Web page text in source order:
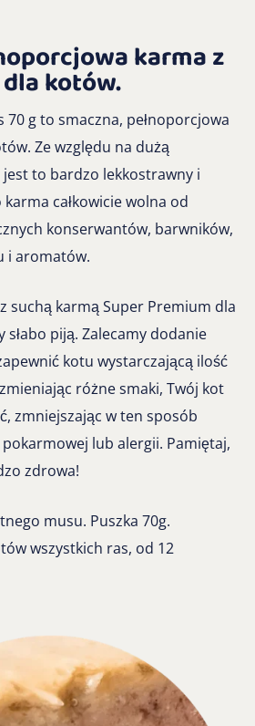
karma z
kotów.
70 g to smaczna, pełnoporcjowa
Ze względu na dużą
to bardzo lekkostrawny i
karma całkowicie wolna od
konserwantów, barwników,
i aromatów.
suchą karmą Super Premium dla
piją. Zalecamy dodanie
kotu wystarczającą ilość
różne smaki, Twój kot
zmniejszając w ten sposób
lub alergii. Pamiętaj,
zdrowa!
musu. Puszka 70g.
wszystkich ras, od 12